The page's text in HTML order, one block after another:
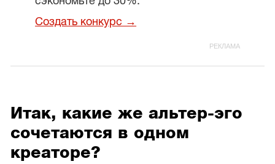
Создать конкурс →
Итак, какие же альтер-эго
сочетаются в одном
креаторе?